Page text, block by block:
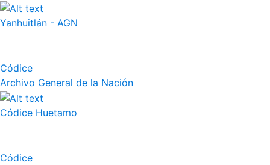
Yanhuitlán - AGN
Códice
Archivo General de la Nación
Códice Huetamo
Códice